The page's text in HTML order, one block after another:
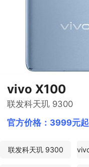
vivo X100
联发科天玑 9300
官方价格： 3999元起
联发科天玑 9300